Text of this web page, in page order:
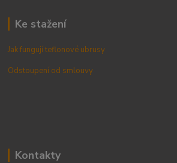
Ke stažení
Jak fungují teflonové ubrusy
Odstoupení od smlouvy
Kontakty